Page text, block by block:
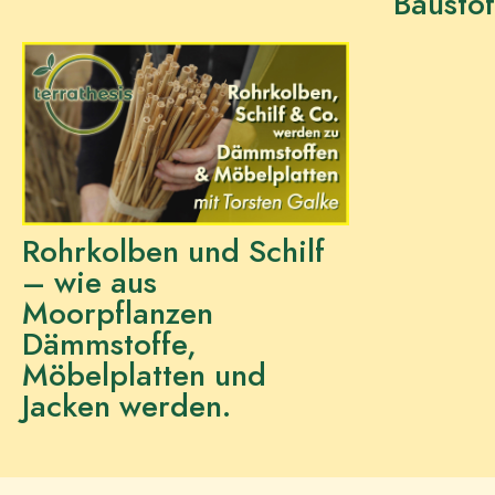
Rohrkolben und Schilf
– wie aus
Moorpflanzen
Dämmstoffe,
Möbelplatten und
Jacken werden.